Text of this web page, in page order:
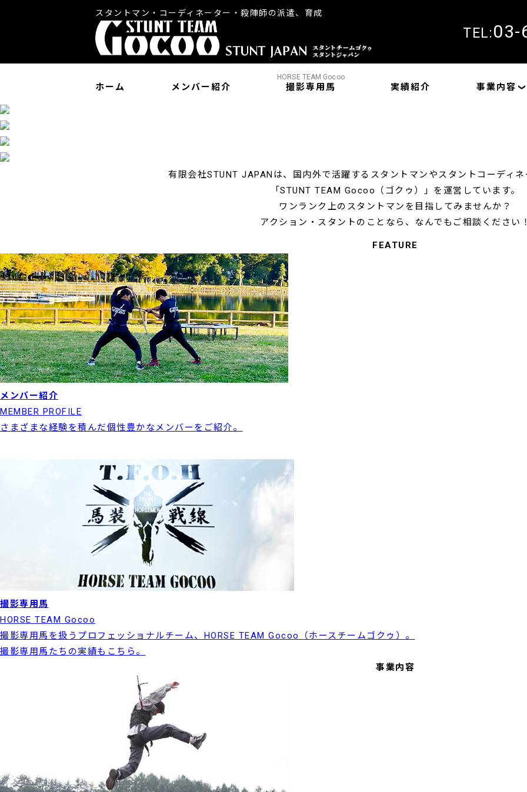
スタントマン・コーディネーター・殺陣師の派遣、育成
TEL:03-
ホーム メンバー紹介
HORSE TEAM Gocoo
撮影専用馬 実績紹介 事業内容
有限会社STUNT JAPANは、国内外で活躍するスタントマンやスタントコーディ
「STUNT TEAM Gocoo（ゴクゥ）」を運営しています。
ワンランク上のスタントマンを目指してみませんか？
アクション・スタントのことなら、なんでもご相談ください
FEATURE
メンバー紹介
MEMBER PROFILE
さまざまな経験を積んだ個性豊かなメンバーをご紹介。
撮影専用馬
HORSE TEAM Gocoo
撮影専用馬を扱うプロフェッショナルチーム、HORSE TEAM Gocoo（ホースチームゴクゥ）。
撮影専用馬たちの実績もこちら。
事業内容